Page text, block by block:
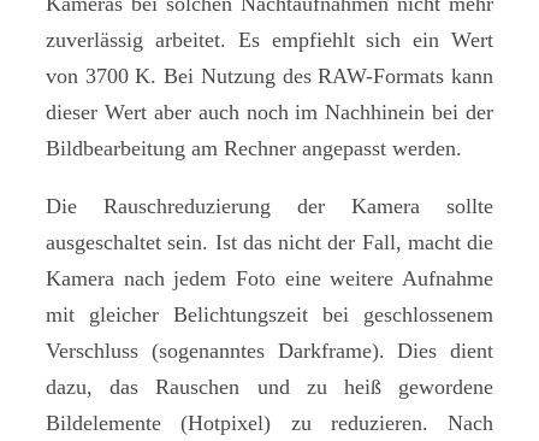
zuverlässig arbeitet. Es empfiehlt sich ein Wert
von 3700 K. Bei Nutzung des RAW-Formats kann
dieser Wert aber auch noch im Nachhinein bei der
Bildbearbeitung am Rechner angepasst werden.
Die Rauschreduzierung der Kamera sollte
ausgeschaltet sein. Ist das nicht der Fall, macht die
Kamera nach jedem Foto eine weitere Aufnahme
mit gleicher Belichtungszeit bei geschlossenem
Verschluss (sogenanntes Darkframe). Dies dient
dazu, das Rauschen und zu heiß gewordene
Bildelemente (Hotpixel) zu reduzieren. Nach